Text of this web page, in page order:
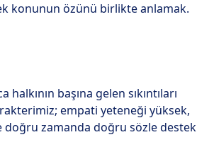
konunun özünü birlikte anlamak.
başına gelen sıkıntıları
empati yeteneği yüksek,
doğru zamanda doğru sözle destek